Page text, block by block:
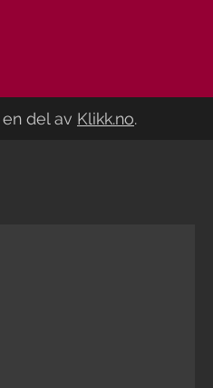
del av Klikk.no.